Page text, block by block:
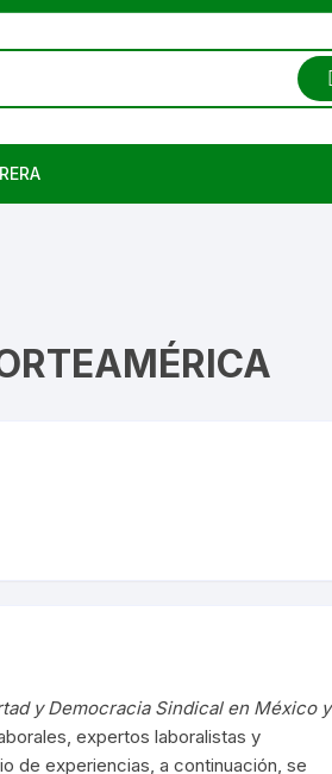
y Democracia Sindical en México y
expertos laboralistas y
de experiencias, a continuación, se